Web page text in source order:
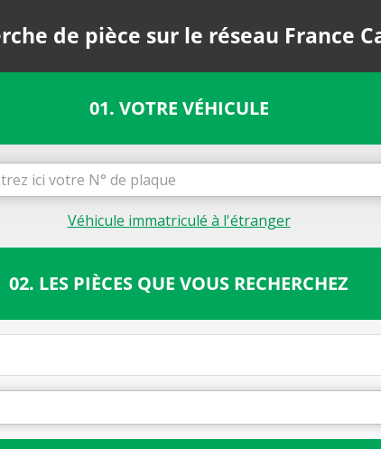
de pièce sur le réseau France
01. VOTRE VÉHICULE
Véhicule immatriculé à l'étranger
02. LES PIÈCES QUE VOUS RECHERCHEZ